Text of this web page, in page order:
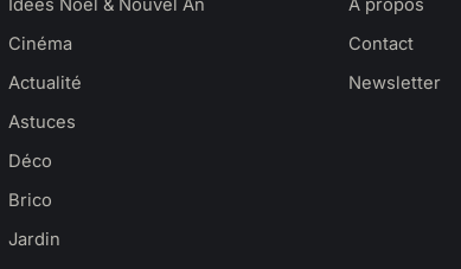
Idées Noël & Nouvel An
Cinéma
Actualité
Astuces
Déco
Brico
Jardin
À propos
Contact
Newsletter